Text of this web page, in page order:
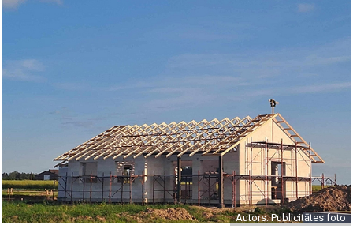
Autors: Publicitātes foto